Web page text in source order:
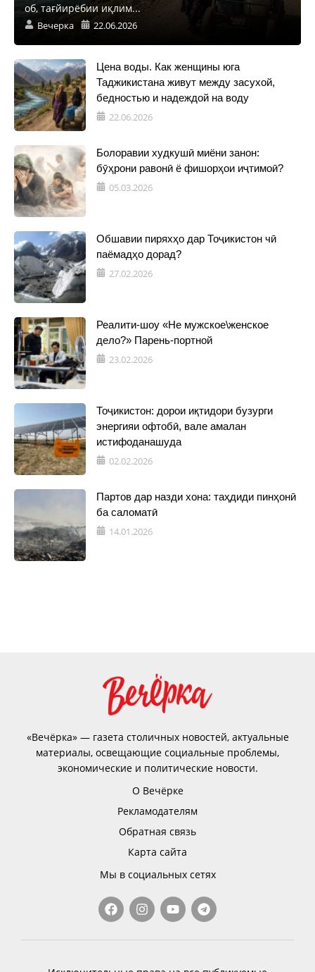
об, тағйирёбии иқлим...
Вечерка 22.06.2026
Цена воды. Как женщины юга
Таджикистана живут между засухой,
бедностью и надеждой на воду
22.06.2026
Болоравии худкушӣ миёни занон:
бӯҳрони равонӣ ё фишорҳои иҷтимоӣ?
05.03.2026
Обшавии пиряхҳо дар Тоҷикистон чӣ
паёмадҳо дорад?
27.02.2026
Реалити-шоу «Не мужское\женское
дело?» Парень-портной
23.02.2026
Тоҷикистон: дорои иқтидори бузурги
энергияи офтобӣ, вале амалан
истифоданашуда
02.02.2026
Партов дар назди хона: таҳдиди пинҳонӣ
ба саломатӣ
14.01.2026
«Вечёрка» — газета столичных новостей, актуальные
материалы, освещающие социальные проблемы,
экономические и политические новости.
О Вечёрке
Рекламодателям
Обратная связь
Карта сайта
Мы в социальных сетях